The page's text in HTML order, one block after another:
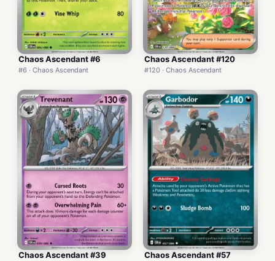
Chaos Ascendant #6
#6 · Chaos Ascendant
Chaos Ascendant #120
#120 · Chaos Ascendant
Chaos Ascendant #39 Chaos Ascendant #57